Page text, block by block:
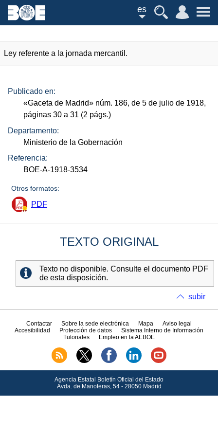
es
Ley referente a la jornada mercantil.
Publicado en:
«Gaceta de Madrid» núm. 186, de 5 de julio de 1918,
páginas 30 a 31 (2 págs.)
Departamento:
Ministerio de la Gobernación
Referencia:
BOE-A-1918-3534
Otros formatos:
PDF
TEXTO ORIGINAL
Texto no disponible. Consulte el documento PDF
de esta disposición.
subir
Contactar Sobre la sede electrónica Mapa
Aviso legal
Accesibilidad
Protección de datos
Sistema Interno de Información
Tutoriales
Empleo en la AEBOE
Agencia Estatal Boletín Oficial del Estado
Avda.de Manoteras, 54 - 28050 Madrid